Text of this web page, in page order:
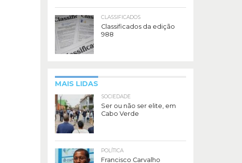
CLASSIFICADOS
Classificados da edição
988
MAIS LIDAS
SOCIEDADE
Ser ou não ser elite, em
Cabo Verde
POLÍTICA
Francisco Carvalho